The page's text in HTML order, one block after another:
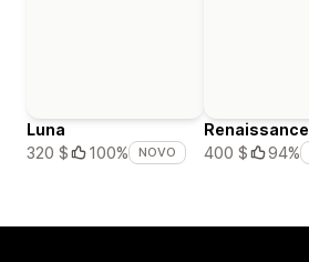
Luna
320 $
100% NOVO
Renaissance
400 $
94%